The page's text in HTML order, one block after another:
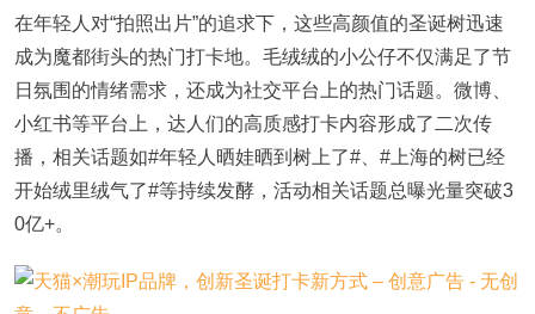
在年轻人对“拍照出片”的追求下，这些高颜值的圣诞树迅速
成为魔都街头的热门打卡地。毛绒绒的小公仔不仅满足了节
日氛围的情绪需求，还成为社交平台上的热门话题。微博、
小红书等平台上，达人们的高质感打卡内容形成了二次传
播，相关话题如#年轻人晒娃晒到树上了#、#上海的树已经
开始绒里绒气了#等持续发酵，活动相关话题总曝光量突破3
0亿+。